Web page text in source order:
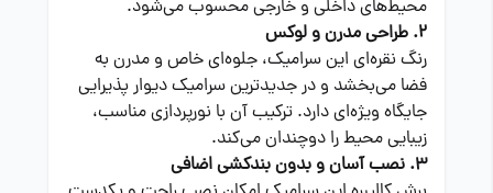
محیط‌های داخلی و خارجی محسوب می‌شود.
2. طراحی مدرن و لوکس
رنگ نقره‌ای این سرامیک، جلوه‌ای خاص و مدرن به
فضا می‌بخشد و در جدیدترین سرامیک دیوار پذیرایی
جایگاه ویژه‌ای دارد. ترکیب آن با نورپردازی مناسب،
زیبایی محیط را دوچندان می‌کند.
3. نصب آسان و بدون بندکشی اضافی